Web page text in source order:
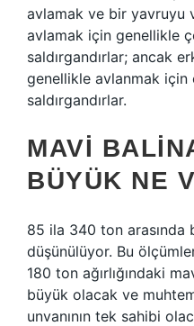
avlamak ve bir yavruyu
avlamak için genellikle
saldırgandırlar; ancak
genellikle avlanmak
saldırgandırlar.
MAVI
BÜYÜK NE
85 ila 340 ton
düşünülüyor. Bu
180 ton ağırlığındaki
büyük olacak ve
unvanının tek sahibi